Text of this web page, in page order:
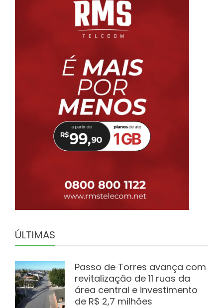
ÚLTIMAS
Passo de Torres avança com
revitalização de 11 ruas da
área central e investimento
de R$ 2,7 milhões